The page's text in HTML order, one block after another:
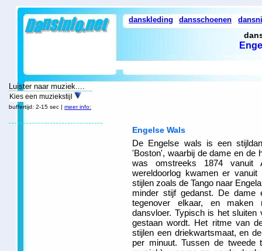
danskleding dansschoenen
Engelse Wals
De Engelse wals is een
'Boston', waarbij de dame en de
was omstreeks 1874 vanuit
wereldoorlog kwamen er
stijlen zoals de Tango naar
minder stijf gedanst. De
tegenover elkaar, en maken
dansvloer. Typisch is het
gestaan wordt. Het ritme van
stijlen een driekwartsmaat, en
per minuut. Tussen de
Luister naar muziek....
Kies een muziekstijl
buffertijd: 2-15 sec | meer info: